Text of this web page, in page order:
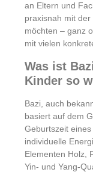
an Eltern und
praxisnah mit
möchten – ganz
mit vielen
Was ist
Kinder so
Bazi, auch
basiert auf dem
Geburtszeit
individuelle
Elementen Holz,
Yin- und Yang-